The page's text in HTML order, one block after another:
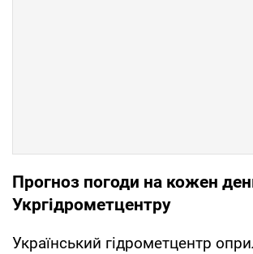
Прогноз погоди на кожен
Укргідрометцентру
Український гідрометцентр